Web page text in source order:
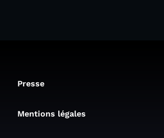
Presse
Mentions légales